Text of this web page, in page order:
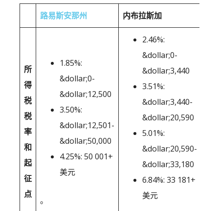
路易斯安那州 内布拉斯加
所
得
税
税
率
和
起
征
点
1.85%:
&dollar;0-
&dollar;12,500
3.50%:
&dollar;12,501-
&dollar;50,000
4.25%: 50 001+
美元
。
2.46%:
&dollar;0-
&dollar;3,440
3.51%:
&dollar;3,440-
&dollar;20,590
5.01%:
&dollar;20,590-
&dollar;33,180
6.84%: 33 181+
美元